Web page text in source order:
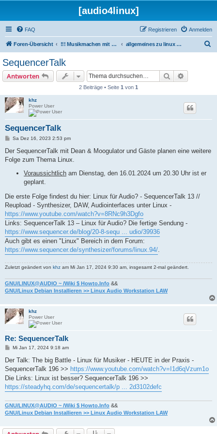
[audio4linux]
FAQ Anmelden
Registrieren
Foren-Übersicht !!! Musikmachen mit Linux !!! allgemeines zu linux und musikmachen
SequencerTalk
Antworten Suche
2 Beiträge • Seite 1 von 1
khz
Power User
SequencerTalk
B
i
r
Sa Dez 16, 2023 2:53 pm
Der SequencerTalk mit Dean & Moogulator und Gäste planen eine weitere
Folge zum Thema Linux.
Voraussichtlich am Dienstag, den 16.01.2024 um 20.30 Uhr ist er
geplant.
Die erste Folge findest du hier: Linux für Audio? - SequencerTalk 13 //
Reupload - Synthesizer, DAW, Audiointerfaces unter Linux -
https://www.youtube.com/watch?v=8RNc9h3Dgfo
Links: SequencerTalk 13 – Linux für Audio? Die fertige Sendung -
https://www.sequencer.de/blog/20-8-sequ ... udio/39936
Auch gibt es einen "Linux" Bereich in dem Forum:
https://www.sequencer.de/synthesizer/forums/linux.94/.
Zuletzt geändert von khz am Mi Jan 17, 2024 9:30 am, insgesamt 2-mal geändert.
GNU/LINUX@AUDIO ~ /Wiki $ Howto.Info &&
GNU/Linux Debian Installieren >> Linux Audio Workstation LAW
khz
Power User
Re: SequencerTalk
B
i
r
a
Mi Jan 17, 2024 9:18 am
Der Talk: The big Battle - Linux für Musiker - HEUTE in der Praxis -
SequencerTalk 196 >> https://www.youtube.com/watch?v=I1d6qVzum1o
Die Links: Linux ist besser? SequencerTalk 196 >>
https://steadyhq.com/de/sequencertalk/p ... 2d3102defc
GNU/LINUX@AUDIO ~ /Wiki $ Howto.Info &&
GNU/Linux Debian Installieren >> Linux Audio Workstation LAW